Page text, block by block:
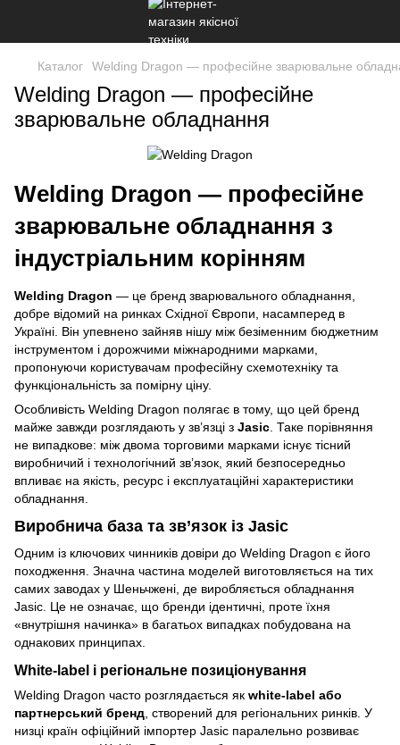
Каталог Welding Dragon — професійне зварювальне
Welding Dragon — професійне
зварювальне обладнання
Welding Dragon — професійне
зварювальне обладнання з
індустріальним корінням
Welding Dragon — це бренд зварювального обладнання,
добре відомий на ринках Східної Європи, насамперед в
Україні. Він упевнено зайняв нішу між безіменним бюджетним
інструментом і дорожчими міжнародними марками,
пропонуючи користувачам професійну схемотехніку та
функціональність за помірну ціну.
Особливість Welding Dragon полягає в тому, що цей бренд
майже завжди розглядають у зв’язці з Jasic. Таке порівняння
не випадкове: між двома торговими марками існує тісний
виробничий і технологічний зв’язок, який безпосередньо
впливає на якість, ресурс і експлуатаційні характеристики
обладнання.
Виробнича база та зв’язок із Jasic
Одним із ключових чинників довіри до Welding Dragon є його
походження. Значна частина моделей виготовляється на тих
самих заводах у Шеньчжені, де виробляється обладнання
Jasic. Це не означає, що бренди ідентичні, проте їхня
«внутрішня начинка» в багатьох випадках побудована на
однакових принципах.
White-label і регіональне позиціонування
Welding Dragon часто розглядається як white-label або
партнерський бренд , створений для регіональних ринків. У
низці країн офіційний імпортер Jasic паралельно розвиває